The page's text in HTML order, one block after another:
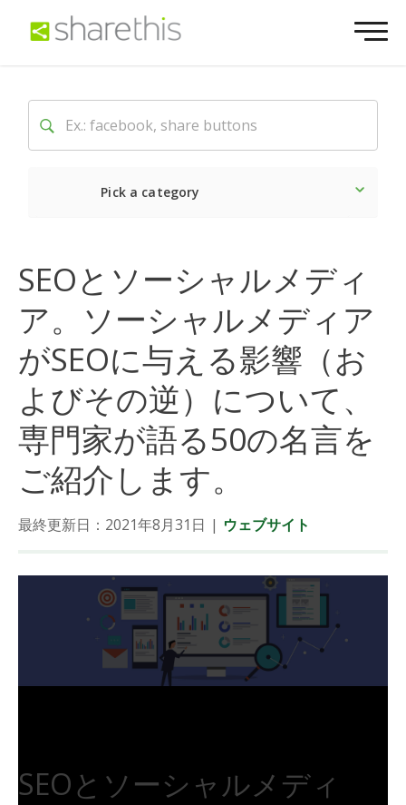
Pick a category
SEOとソーシャルメディ
ア。ソーシャルメディア
がSEOに与える影響（お
よびその逆）について、
専門家が語る50の名言を
ご紹介します。
最終更新日：2021年8月31日 | ウェブサイト
SEOとソーシャルメディ